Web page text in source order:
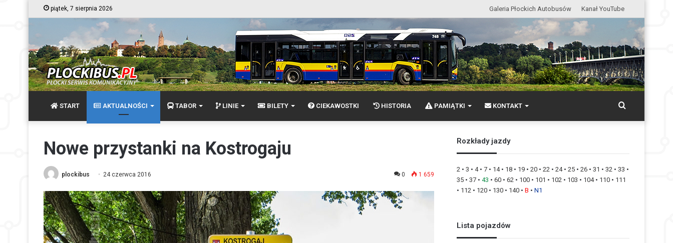
piątek, 7 sierpnia 2026 Galeria Płockich Autobusów Kanał YouTube
START AKTUALNOŚCI TABOR LINIE BILETY CIEKAWOSTKI HISTORIA PAMIĄTKI KONTAKT Wyszukaj
Nowe przystanki na Kostrogaju
plockibus 24 czerwca 2016 0 1 659
Rozkłady jazdy
2 •3 •4•7 • 14• 18 • 19 •20 •22 •24•25 •26 •31 •32 •33 •
35 •37 •43 •60 •62 • 100 • 101 • 102 • 103 • 104• 110 • 111
• 112 • 120 • 130 • 140 •B •N1
Lista pojazdów